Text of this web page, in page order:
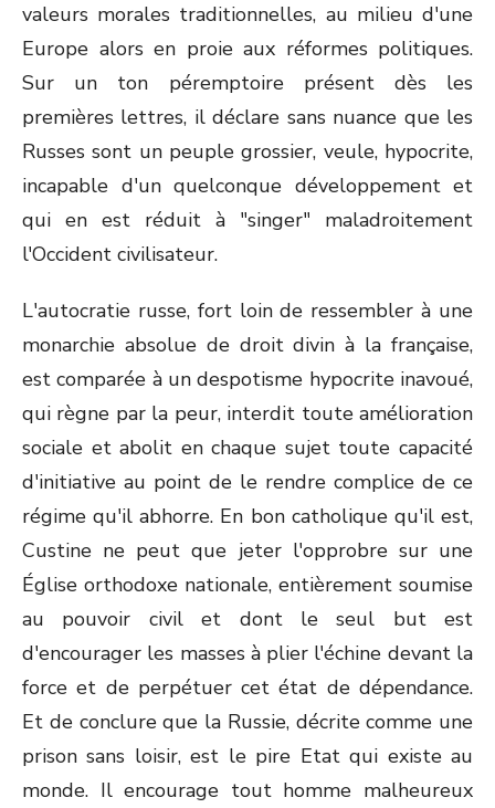
valeurs morales traditionnelles, au milieu d'une
Europe alors en proie aux réformes politiques.
Sur un ton péremptoire présent dès les
premières lettres, il déclare sans nuance que les
Russes sont un peuple grossier, veule, hypocrite,
incapable d'un quelconque développement et
qui en est réduit à "singer" maladroitement
l'Occident civilisateur.
L'autocratie russe, fort loin de ressembler à une
monarchie absolue de droit divin à la française,
est comparée à un despotisme hypocrite inavoué,
qui règne par la peur, interdit toute amélioration
sociale et abolit en chaque sujet toute capacité
d'initiative au point de le rendre complice de ce
régime qu'il abhorre. En bon catholique qu'il est,
Custine ne peut que jeter l'opprobre sur une
Église orthodoxe nationale, entièrement soumise
au pouvoir civil et dont le seul but est
d'encourager les masses à plier l'échine devant la
force et de perpétuer cet état de dépendance.
Et de conclure que la Russie, décrite comme une
prison sans loisir, est le pire Etat qui existe au
monde. Il encourage tout homme malheureux